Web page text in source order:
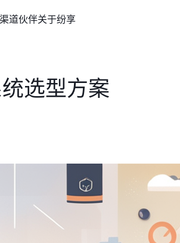
渠道伙伴关于纷享
选型方案